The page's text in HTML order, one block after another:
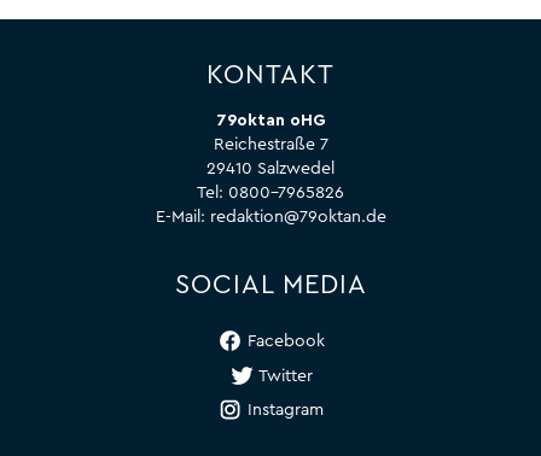
KONTAKT
79oktan oHG
Reichestraße 7
29410 Salzwedel
Tel: 0800-7965826
E-Mail: redaktion@79oktan.de
SOCIAL MEDIA
Facebook
Twitter
Instagram